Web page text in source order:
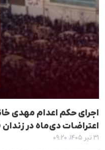
اجرای حکم اعدام مهدی
اعتراضات دی‌ماه در
۳۱ تیر ۱۴۰۵، ۰۹:۲۰